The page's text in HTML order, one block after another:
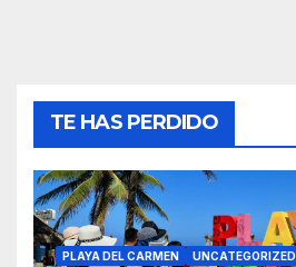
TE HAS PERDIDO
PLAYA DEL CARMEN UNCATEGORIZED